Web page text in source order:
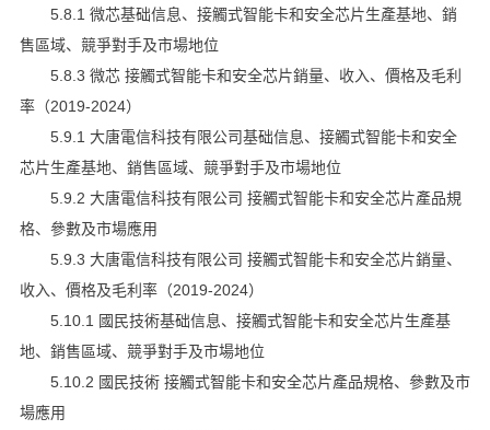
5.8.1 微芯基础信息、接觸式智能卡和安全芯片生產基地、銷
售區域、競爭對手及市場地位
5.8.3 微芯 接觸式智能卡和安全芯片銷量、收入、價格及毛利
率（2019-2024）
5.9.1 大唐電信科技有限公司基础信息、接觸式智能卡和安全
芯片生產基地、銷售區域、競爭對手及市場地位
5.9.2 大唐電信科技有限公司 接觸式智能卡和安全芯片產品規
格、參數及市場應用
5.9.3 大唐電信科技有限公司 接觸式智能卡和安全芯片銷量、
收入、價格及毛利率（2019-2024）
5.10.1 國民技術基础信息、接觸式智能卡和安全芯片生產基
地、銷售區域、競爭對手及市場地位
5.10.2 國民技術 接觸式智能卡和安全芯片產品規格、參數及市
場應用